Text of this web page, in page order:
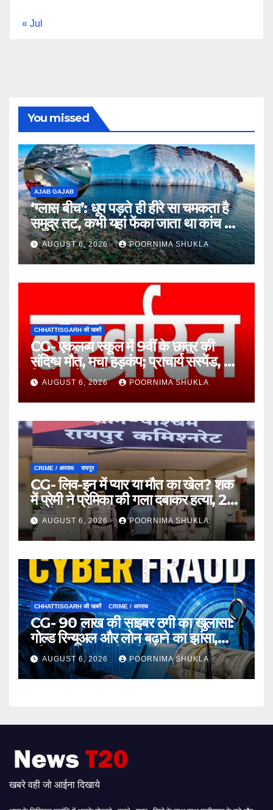
« Jul
You missed
AJAB GAJAB
‘ग्लास बीच’: धूप पड़ते ही हीरे सा चमकता है
समुद्र तट, कभी यहां फेंका जाता था कांच का
कचरा!…
AUGUST 6, 2026 POORNIMA SHUKLA
CHHATTISGARH की खबरें
CG- एकलव्य स्कूल में 9वीं के छात्र की
संदिग्ध मौत, मचा हड़कंप; प्राचार्य सस्पेंड, 7
दिन में खुलेगा मौत का राज!…
AUGUST 6, 2026 POORNIMA SHUKLA
CRIME / अपराध रायपुर
CG- लिव-इन में प्यार या मौत का खेल? शक
में प्रेमी ने प्रेमिका की गला दबाकर हत्या, 24
घंटे में प्रेमी गिरफ्तार…
AUGUST 6, 2026 POORNIMA SHUKLA
CHHATTISGARH की खबरें CRIME / अपराध
CG- 90 लाख की साइबर ठगी का खुलासा:
गोल्ड रिन्यूअल और लोन बढ़ाने का झांसा,
महिला समेत 3 आरोपी गिरफ्तार…
AUGUST 6, 2026 POORNIMA SHUKLA
खबरे वही जो आईना दिखाये